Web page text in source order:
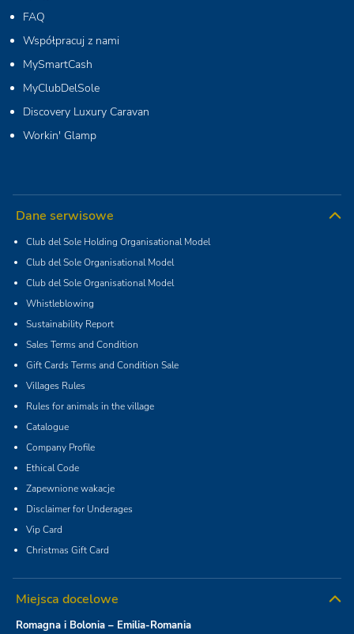
FAQ
Współpracuj z nami
MySmartCash
MyClubDelSole
Discovery Luxury Caravan
Workin' Glamp
Dane serwisowe
Club del Sole Holding Organisational Model
Club del Sole Organisational Model
Club del Sole Organisational Model
Whistleblowing
Sustainability Report
Sales Terms and Condition
Gift Cards Terms and Condition Sale
Villages Rules
Rules for animals in the village
Catalogue
Company Profile
Ethical Code
Zapewnione wakacje
Disclaimer for Underages
Vip Card
Christmas Gift Card
Miejsca docelowe
Romagna i Bolonia – Emilia-Romania